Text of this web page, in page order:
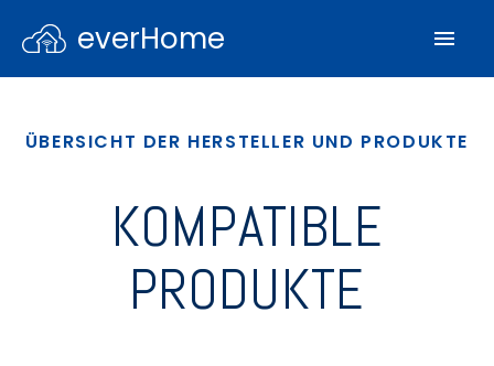
everHome
ÜBERSICHT DER HERSTELLER UND PRODUKTE
KOMPATIBLE
PRODUKTE